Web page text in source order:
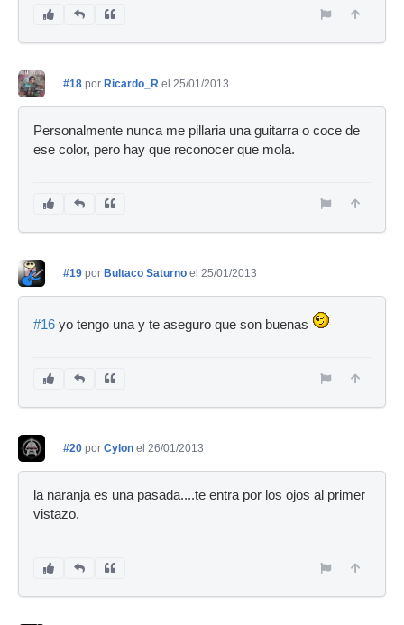
#18 por Ricardo_R el 25/01/2013
Personalmente nunca me pillaria una guitarra o coce de
ese color, pero hay que reconocer que mola.
#19 por Bultaco Saturno el 25/01/2013
#16 yo tengo una y te aseguro que son buenas
#20 por Cylon el 26/01/2013
la naranja es una pasada....te entra por los ojos al primer
vistazo.